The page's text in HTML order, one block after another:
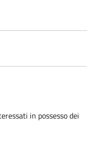
in possesso dei